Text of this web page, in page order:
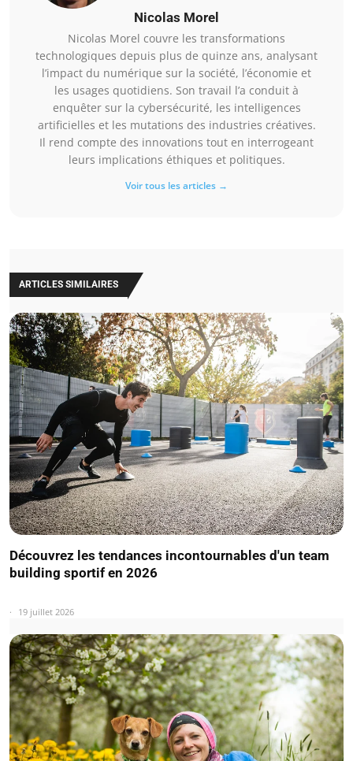
Nicolas Morel
Nicolas Morel couvre les transformations
technologiques depuis plus de quinze ans, analysant
l’impact du numérique sur la société, l’économie et
les usages quotidiens. Son travail l’a conduit à
enquêter sur la cybersécurité, les intelligences
artificielles et les mutations des industries créatives.
Il rend compte des innovations tout en interrogeant
leurs implications éthiques et politiques.
Voir tous les articles →
ARTICLES SIMILAIRES
Découvrez les tendances incontournables d'un team
building sportif en 2026
19 juillet 2026